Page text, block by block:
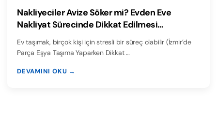
Nakliyeciler Avize Söker mi? Evden Eve
Nakliyat Sürecinde Dikkat Edilmesi
Gerekenler
Ev taşımak, birçok kişi için stresli bir süreç olabilir (İzmir’de
Parça Eşya Taşıma Yaparken Dikkat …
DEVAMINI OKU →